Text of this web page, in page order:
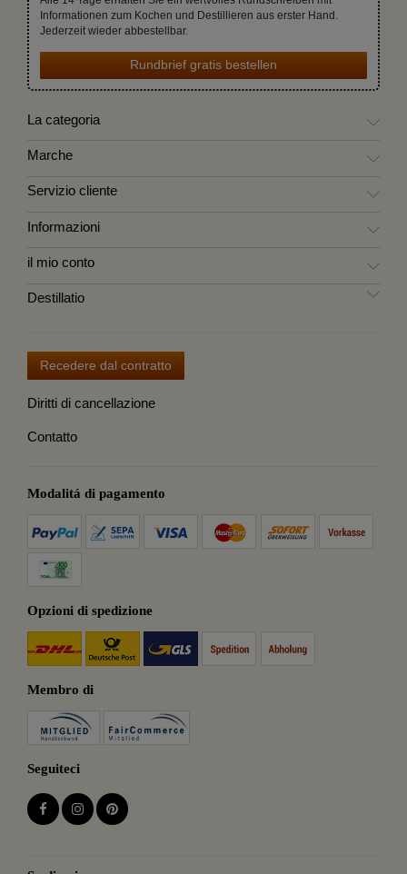
Informationen zum Kochen und Destillieren aus erster Hand.
Jederzeit wieder abbestellbar.
Rundbrief gratis bestellen
La categoria
Marche
Servizio cliente
Informazioni
il mio conto
Destillatio
Recedere dal contratto
Diritti di cancellazione
Contatto
Modalitá di pagamento
Opzioni di spedizione
Membro di
Seguiteci